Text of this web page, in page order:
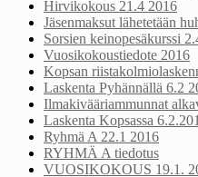
Hirvikokous 21.4 2016
Jäsenmaksut lähetetään
Sorsien keinopesäkurssi
Vuosikokoustiedote 2016
Kopsan
Laskenta Pyhännällä 6.2
Ilmakivääriammunnat
Laskenta Kopsassa
Ryhmä A 22.1 2016
RYHMÄ A tiedotus
VUOSIKOKOUS 19.1.